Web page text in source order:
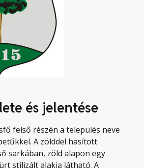
és jelentése
felső részén a település neve
A zölddel hasított
sarkában, zöld alapon egy
stilizált alakja látható. A